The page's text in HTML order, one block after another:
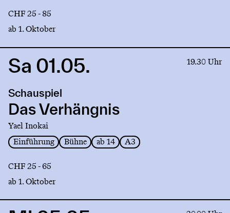
CHF 25 - 85
ab 1. Oktober
Link
Das
Verhängnis
Sa 01.05. 19.30 Uhr
Schauspiel
Das Verhängnis
Yael Inokai
Einführung
Bühne ab 14 A3
CHF 25 - 65
ab 1. Oktober